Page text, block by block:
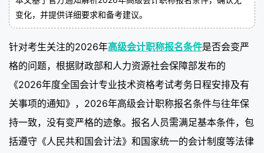
变化，并提供详细要求和备考建议。
针对考生关注的2026年高级会计职称报名条件是否会变严
格的问题，根据财政部和人力资源社会保障部发布的
《2026年度全国会计专业技术资格考试考务日程安排及有
关事项的通知》，2026年高级会计职称报名条件与往年保
持一致，没有变严格的迹象。报名人员需满足基本条件，包
括遵守《人民共和国会计法》和国家统一的会计制度等法律